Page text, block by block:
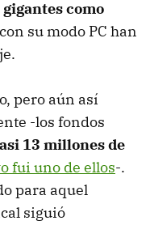
como
su modo PC han
pero aún así
-los fondos
13 millones de
fui uno de ellos-.
para aquel
siguió